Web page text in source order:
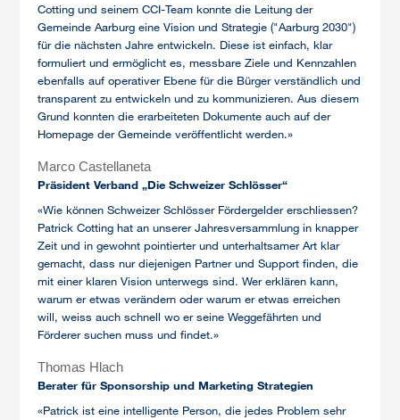
Cotting und seinem CCI-Team konnte die Leitung der
Gemeinde Aarburg eine Vision und Strategie ("Aarburg 2030")
für die nächsten Jahre entwickeln. Diese ist einfach, klar
formuliert und ermöglicht es, messbare Ziele und Kennzahlen
ebenfalls auf operativer Ebene für die Bürger verständlich und
transparent zu entwickeln und zu kommunizieren. Aus diesem
Grund konnten die erarbeiteten Dokumente auch auf der
Homepage der Gemeinde veröffentlicht werden.»
Marco Castellaneta
Präsident Verband „Die Schweizer Schlösser“
«Wie können Schweizer Schlösser Fördergelder erschliessen?
Patrick Cotting hat an unserer Jahresversammlung in knapper
Zeit und in gewohnt pointierter und unterhaltsamer Art klar
gemacht, dass nur diejenigen Partner und Support finden, die
mit einer klaren Vision unterwegs sind. Wer erklären kann,
warum er etwas verändern oder warum er etwas erreichen
will, weiss auch schnell wo er seine Weggefährten und
Förderer suchen muss und findet.»
Thomas Hlach
Berater für Sponsorship und Marketing Strategien
«Patrick ist eine intelligente Person, die jedes Problem sehr